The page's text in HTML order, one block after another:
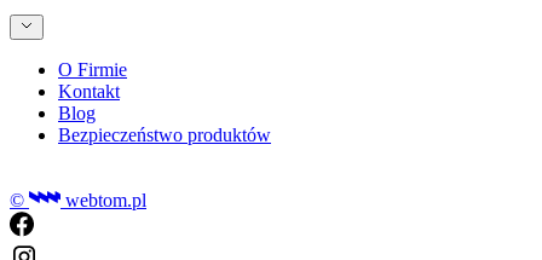
O Firmie
Kontakt
Blog
Bezpieczeństwo produktów
© webtom.pl